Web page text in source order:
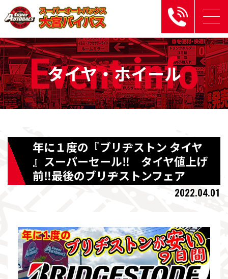
Eventinfo
タイヤ・ホイール
年に１度の『ブリヂストン タイヤ
』スーパーセール‼ タイヤ値上げ
前‼最後のブリヂストンフェア
2022.04.01